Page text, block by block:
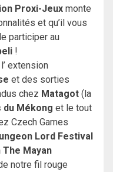
Proxi-Jeux monte
et qu’il vous
participer au
!
extension
et des sorties
chez Matagot (la
du Mékong et le tout
Czech Games
Lord Festival
Mayan
notre fil rouge